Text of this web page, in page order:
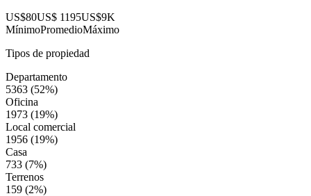
US$80US$ 1195US$9K
MínimoPromedioMáximo
Tipos de propiedad
Departamento
5363 (52%)
Oficina
1973 (19%)
Local comercial
1956 (19%)
Casa
733 (7%)
Terrenos
159 (2%)